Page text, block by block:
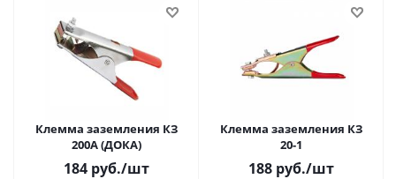
Клемма заземления КЗ
200А (ДОКА)
184 руб./шт
Клемма заземления КЗ
20-1
188 руб./шт